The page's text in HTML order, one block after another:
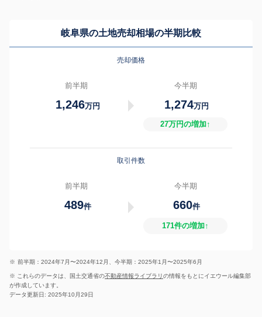
岐阜県の土地売却相場の半期比較
売却価格
前半期
1,246万円
今半期
1,274万円
27万円の増加↑
取引件数
前半期
489件
今半期
660件
171件の増加↑
※ 前半期：2024年7月〜2024年12月、今半期：2025年1月〜2025年6月
※ これらのデータは、国土交通省の不動産情報ライブラリの情報をもとにイエウール編集部
が作成しています。
データ更新日: 2025年10月29日